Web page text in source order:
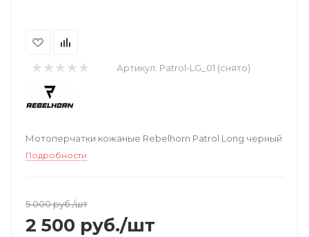
Артикул: Patrol-LG_01 (снято)
Мотоперчатки кожаные Rebelhorn Patrol Long черный
Подробности
5 000руб./шт
2 500 руб./шт